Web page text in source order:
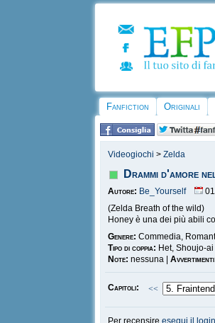
Fanfiction Originali
Videogiochi >Zelda
Drammi d'amore
Autore: Be_Yourself
(Zelda Breath of the wild)
Honey è una dei più abili
Genere: Commedia,
Tipo di coppia: Het, Shoujo-ai |
Note: nessuna |
Capitoli: <<
Per recensireesegui il login